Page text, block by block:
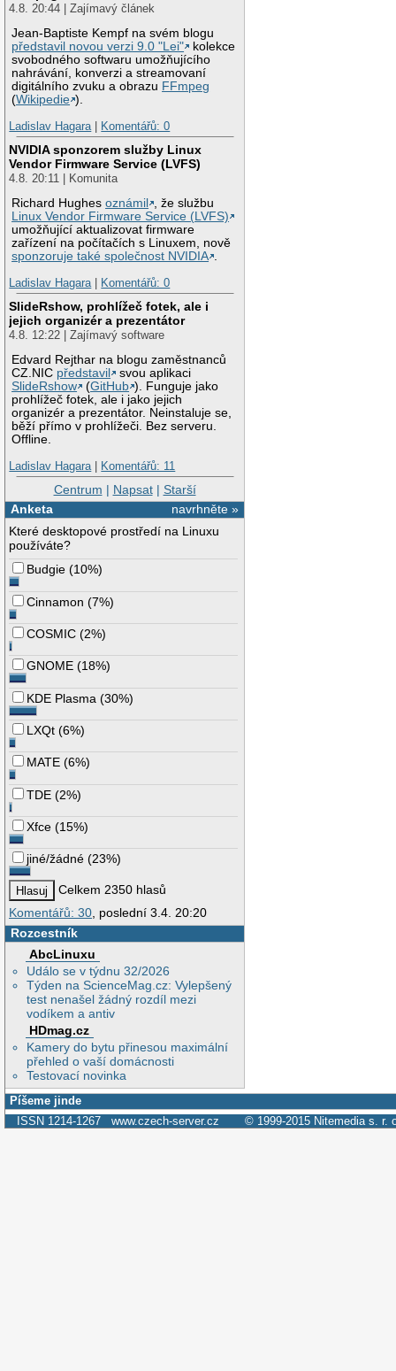
4.8. 20:44 | Zajímavý článek
Jean-Baptiste Kempf na svém blogu
představil novou verzi 9.0 "Lei"
kolekce
svobodného softwaru umožňujícího
nahrávání, konverzi a streamovaní
digitálního zvuku a obrazu FFmpeg
(Wikipedie ).
Ladislav Hagara| Komentářů: 0
NVIDIA sponzorem služby Linux
Vendor Firmware Service (LVFS)
4.8. 20:11 | Komunita
Richard Hughesoznámil
, že službu
Linux Vendor Firmware Service (LVFS)
umožňující aktualizovat firmware
zařízení na počítačích s Linuxem, nově
sponzoruje také společnost NVIDIA .
Ladislav Hagara| Komentářů: 0
SlideRshow, prohlížeč fotek, ale i
jejich organizér a prezentátor
4.8. 12:22 | Zajímavý software
Edvard Rejthar na blogu zaměstnanců
CZ.NIC představil
svou aplikaci
SlideRshow
(GitHub ). Funguje jako
prohlížeč fotek, ale i jako jejich
organizér a prezentátor. Neinstaluje se,
běží přímo v prohlížeči. Bez serveru.
Offline.
Ladislav Hagara| Komentářů: 11
Centrum | Napsat| Starší
navrhněte »
Anketa
Které desktopové prostředí na Linuxu
používáte?
Budgie (10%)
Cinnamon (7%)
COSMIC (2%)
GNOME (18%)
KDE Plasma (30%)
LXQt (6%)
MATE (6%)
TDE (2%)
Xfce (15%)
jiné/žádné (23%)
Celkem 2350 hlasů
Komentářů: 30 , poslední 3.4. 20:20
Rozcestník
AbcLinuxu
Událo se v týdnu 32/2026
Týden na ScienceMag.cz: Vylepšený
test nenašel žádný rozdíl mezi
vodíkem a antiv
HDmag.cz
Kamery do bytu přinesou maximální
přehled o vaší domácnosti
Testovací novinka
Píšeme jinde
ISSN 1214-1267 www.czech-server.cz © 1999-2015 Nitemedia s. r.